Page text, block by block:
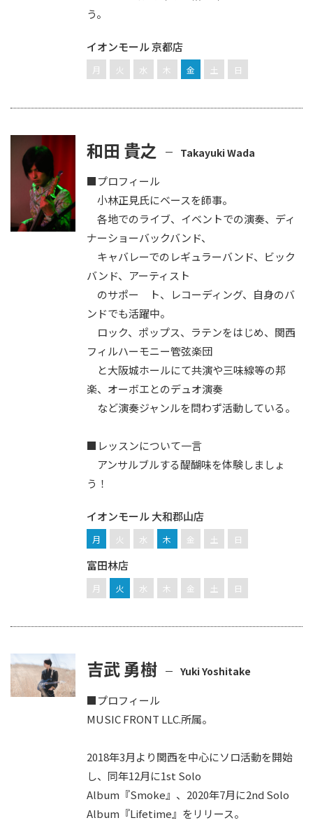
う。
イオンモール 京都店
月 火 水 木 金 土 日
和田 貴之 Takayuki Wada
■プロフィール
小林正見氏にベースを師事。
各地でのライブ、イベントでの演奏、ディ
ナーショーバックバンド、
キャバレーでのレギュラーバンド、ビック
バンド、アーティスト
のサポー ト、レコーディング、自身のバ
ンドでも活躍中。
ロック、ポップス、ラテンをはじめ、関西
フィルハーモニー管弦楽団
と大阪城ホールにて共演や三味線等の邦
楽、オーボエとのデュオ演奏
など演奏ジャンルを問わず活動している。
■レッスンについて一言
アンサルブルする醍醐味を体験しましょ
う！
イオンモール 大和郡山店
月 火 水 木 金 土 日
富田林店
月 火 水 木 金 土 日
吉武 勇樹 Yuki Yoshitake
■プロフィール
MUSIC FRONT LLC.所属。
2018年3月より関西を中心にソロ活動を開始
し、同年12月に1st Solo
Album『Smoke』、2020年7月に2nd Solo
Album『Lifetime』をリリース。